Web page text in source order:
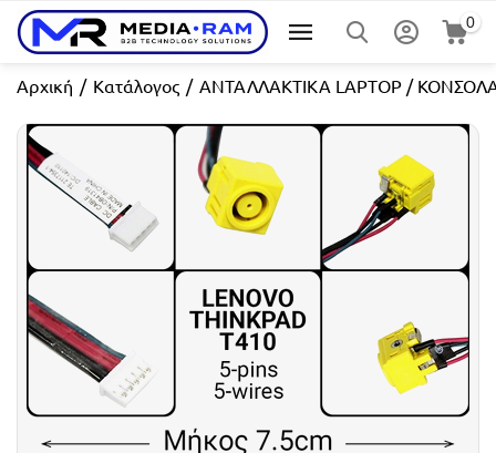
0
Αρχική / Κατάλογος / ΑΝΤΑΛΛΑΚΤΙΚΑ LAPTOP /